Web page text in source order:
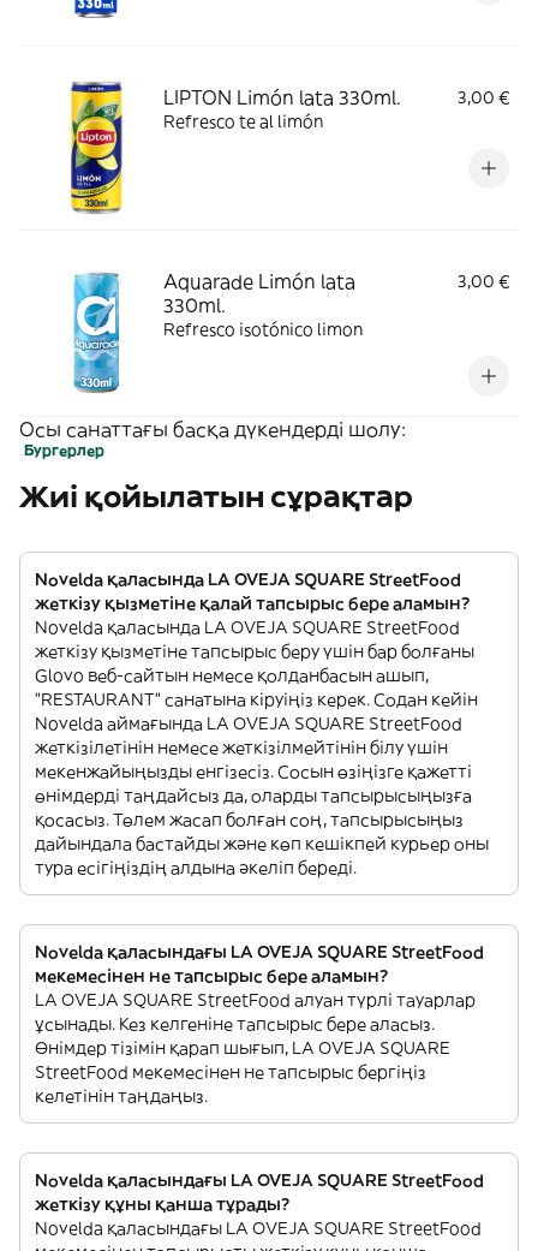
LIPTON Limón lata 330ml.
3,00 €
Refresco te al limón
Aquarade Limón lata
330ml.
3,00 €
Refresco isotónico limon
Осы санаттағы басқа дүкендерді шолу:
Бургерлер
Жиі қойылатын сұрақтар
Novelda қаласында LA OVEJA SQUARE StreetFood
жеткізу қызметіне қалай тапсырыс бере аламын?
Novelda қаласында LA OVEJA SQUARE StreetFood
жеткізу қызметіне тапсырыс беру үшін бар болғаны
Glovo веб-сайтын немесе қолданбасын ашып,
"RESTAURANT" санатына кіруіңіз керек. Содан кейін
Novelda аймағында LA OVEJA SQUARE StreetFood
жеткізілетінін немесе жеткізілмейтінін білу үшін
мекенжайыңызды енгізесіз. Сосын өзіңізге қажетті
өнімдерді таңдайсыз да, оларды тапсырысыңызға
қосасыз. Төлем жасап болған соң, тапсырысыңыз
дайындала бастайды және көп кешікпей курьер оны
тура есігіңіздің алдына әкеліп береді.
Novelda қаласындағы LA OVEJA SQUARE StreetFood
мекемесінен не тапсырыс бере аламын?
LA OVEJA SQUARE StreetFood алуан түрлі тауарлар
ұсынады. Кез келгеніне тапсырыс бере аласыз.
Өнімдер тізімін қарап шығып, LA OVEJA SQUARE
StreetFood мекемесінен не тапсырыс бергіңіз
келетінін таңдаңыз.
Novelda қаласындағы LA OVEJA SQUARE StreetFood
жеткізу құны қанша тұрады?
Novelda қаласындағы LA OVEJA SQUARE StreetFood